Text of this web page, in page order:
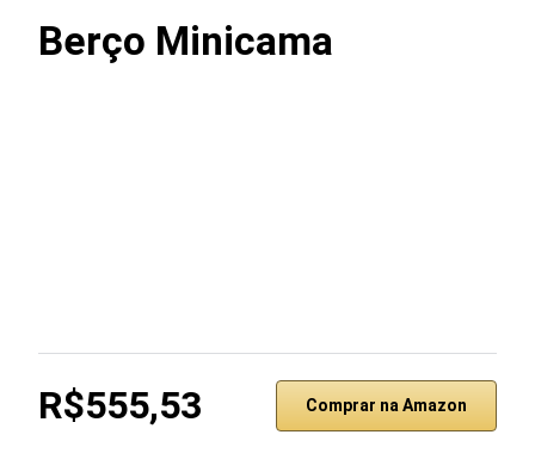
Berço Minicama
R$555,53 Comprar na Amazon